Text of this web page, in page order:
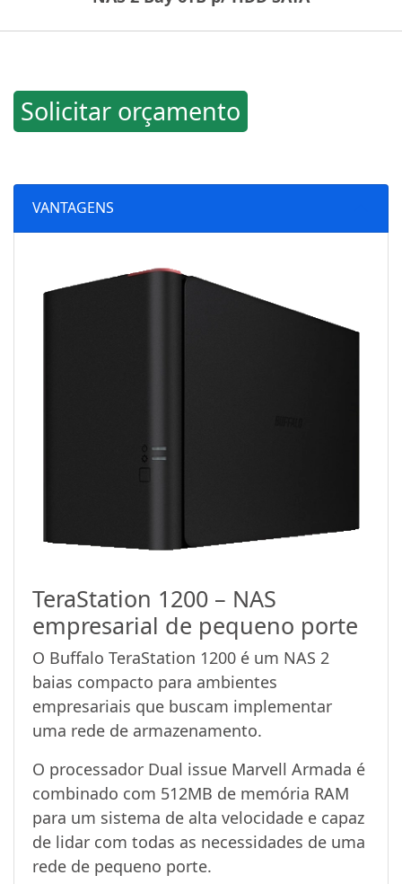
Solicitar orçamento
VANTAGENS
TeraStation 1200 – NAS
empresarial de pequeno porte
O Buffalo TeraStation 1200 é um NAS 2
baias compacto para ambientes
empresariais que buscam implementar
uma rede de armazenamento.
O processador Dual issue Marvell Armada é
combinado com 512MB de memória RAM
para um sistema de alta velocidade e capaz
de lidar com todas as necessidades de uma
rede de pequeno porte.